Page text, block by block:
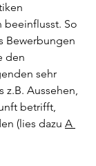
beeinflusst. So
Bewerbungen
den
sehr
z.B. Aussehen,
betrifft,
(lies dazu A